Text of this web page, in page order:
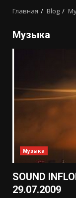
Главная Blog
Музыка
Музыка
SOUND
29.07.2009